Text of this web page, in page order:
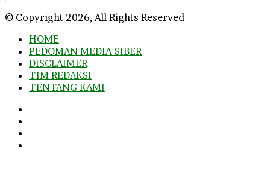
© Copyright 2026, All Rights Reserved
HOME
PEDOMAN MEDIA SIBER
DISCLAIMER
TIM REDAKSI
TENTANG KAMI